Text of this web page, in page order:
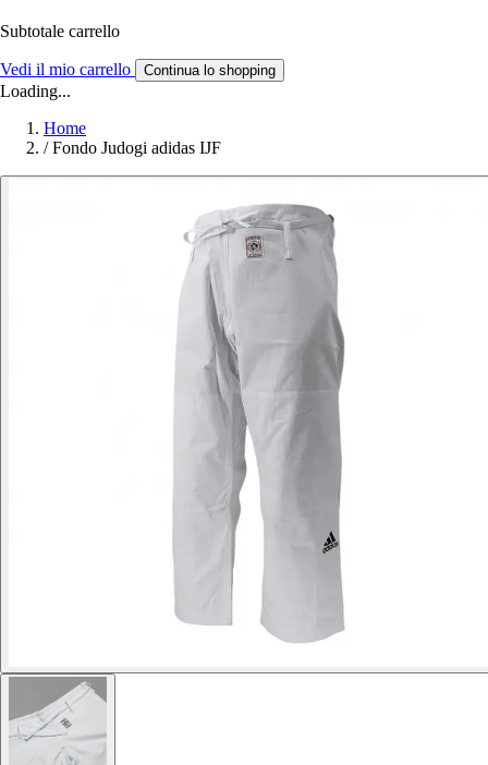
Subtotale carrello
Vedi il mio carrello Continua lo shopping
Loading...
Home
/ Fondo Judogi adidas IJF